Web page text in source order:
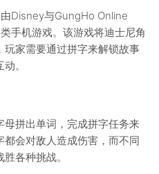
Disney与GungHo Online
手机游戏。该游戏将迪士尼角
家需要通过拼字来解锁故事
。
拼出单词，完成拼字任务来
会对敌人造成伤害，而不同
各种挑战。